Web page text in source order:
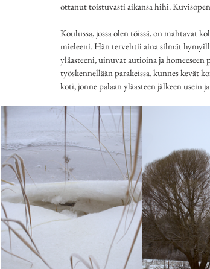
ottanut toistuvasti aikansa hihi.
Koulussa, jossa olen töissä, on mahtavat
mieleeni. Hän tervehtii aina silmät
yläasteeni, uinuvat autioina ja
työskennellään parakeissa, kunnes
koti, jonne palaan yläasteen jälkeen usein